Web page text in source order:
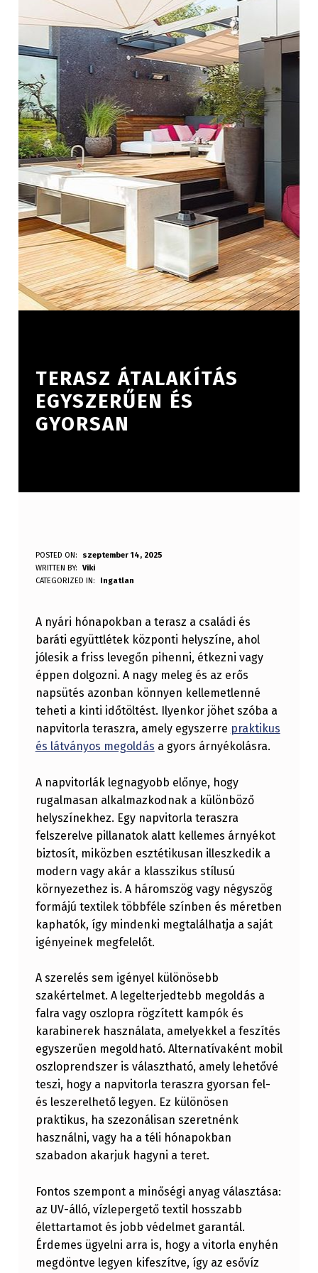
TERASZ ÁTALAKÍTÁS
EGYSZERŰEN ÉS
GYORSAN
T
E
A
S
Z
Á
T
A
A
K
Í
T
Á
S
E
G
Y
S
Z
E
R
Ű
E
N
É
G
Y
O
R
POSTED ON:
szeptember 14, 2025
WRITTEN BY:
Viki
CATEGORIZED IN:
Ingatlan
A nyári hónapokban a terasz a családi és
baráti együttlétek központi helyszíne, ahol
jólesik a friss levegőn pihenni, étkezni vagy
éppen dolgozni. A nagy meleg és az erős
napsütés azonban könnyen kellemetlenné
teheti a kinti időtöltést. Ilyenkor jöhet szóba a
napvitorla teraszra, amely egyszerre praktikus
és látványos megoldás a gyors árnyékolásra.
A napvitorlák legnagyobb előnye, hogy
rugalmasan alkalmazkodnak a különböző
helyszínekhez. Egy napvitorla teraszra
felszerelve pillanatok alatt kellemes árnyékot
biztosít, miközben esztétikusan illeszkedik a
modern vagy akár a klasszikus stílusú
környezethez is. A háromszög vagy négyszög
formájú textilek többféle színben és méretben
kaphatók, így mindenki megtalálhatja a saját
igényeinek megfelelőt.
A szerelés sem igényel különösebb
szakértelmet. A legelterjedtebb megoldás a
falra vagy oszlopra rögzített kampók és
karabinerek használata, amelyekkel a feszítés
egyszerűen megoldható. Alternatívaként mobil
oszloprendszer is választható, amely lehetővé
teszi, hogy a napvitorla teraszra gyorsan fel-
és leszerelhető legyen. Ez különösen
praktikus, ha szezonálisan szeretnénk
használni, vagy ha a téli hónapokban
szabadon akarjuk hagyni a teret.
Fontos szempont a minőségi anyag választása:
az UV-álló, vízlepergető textil hosszabb
élettartamot és jobb védelmet garantál.
Érdemes ügyelni arra is, hogy a vitorla enyhén
megdöntve legyen kifeszítve, így az esővíz